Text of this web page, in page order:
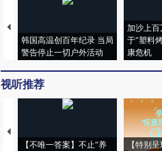
韩国高温创百年纪录 当局
警告停止一切户外活动
加沙上百
于“塑料
康危机
视听推荐
【不唯一答案】不止“养
【特别